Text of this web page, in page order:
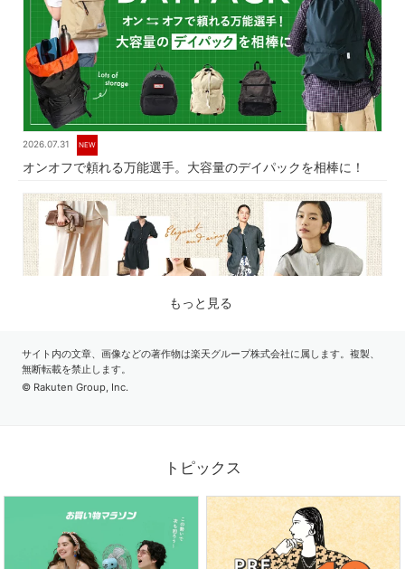
2026.07.31 NEW
オンオフで頼れる万能選手。大容量のデイパックを相棒に！
2026.07.17
もっと見る
サイト内の文章、画像などの著作物は楽天グループ株式会社に属します。複製、
無断転載を禁止します。
© Rakuten Group, Inc.
トピックス